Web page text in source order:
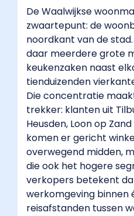
De Waalwijkse
zwaartepunt: de
noordkant van de
daar meerdere grote
keukenzaken naast
tienduizenden
Die concentratie
trekker: klanten uit
Heusden, Loon op
komen er gericht
overwegend midden,
die ook het hogere
verkopers betekent
werkomgeving binnen
reisafstanden tussen